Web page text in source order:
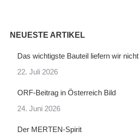
NEUESTE ARTIKEL
Das wichtigste Bauteil liefern wir nicht
22. Juli 2026
ORF-Beitrag in Österreich Bild
24. Juni 2026
Der MERTEN-Spirit